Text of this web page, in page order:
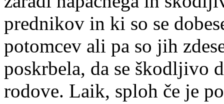
prednikov in ki so se
potomcev ali pa so jih
poskrbela, da se škodljivo
rodove. Laik, sploh če je